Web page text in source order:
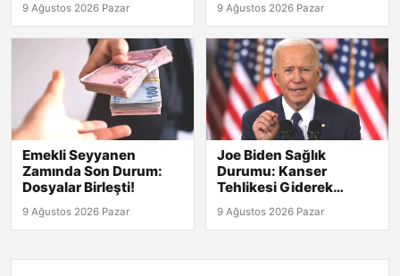
9 Ağustos 2026 Pazar 9 Ağustos 2026 Pazar
Emekli Seyyanen
Zamında Son Durum:
Dosyalar Birleşti!
9 Ağustos 2026 Pazar
Joe Biden Sağlık
Durumu: Kanser
Tehlikesi Giderek
Artıyor!
9 Ağustos 2026 Pazar